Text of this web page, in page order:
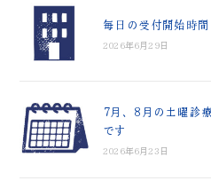
毎日の受付開始時
2026年6月29日
7月、8月の土曜
です
2026年6月23日